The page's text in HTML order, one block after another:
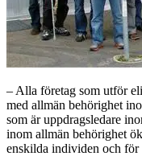
– Alla företag som utför
med allmän behörighet
som är uppdragsledare
inom allmän behörighet
enskilda individen och för